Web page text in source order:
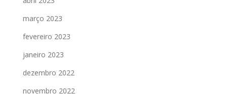
março 2023
fevereiro 2023
janeiro 2023
dezembro 2022
novembro 2022